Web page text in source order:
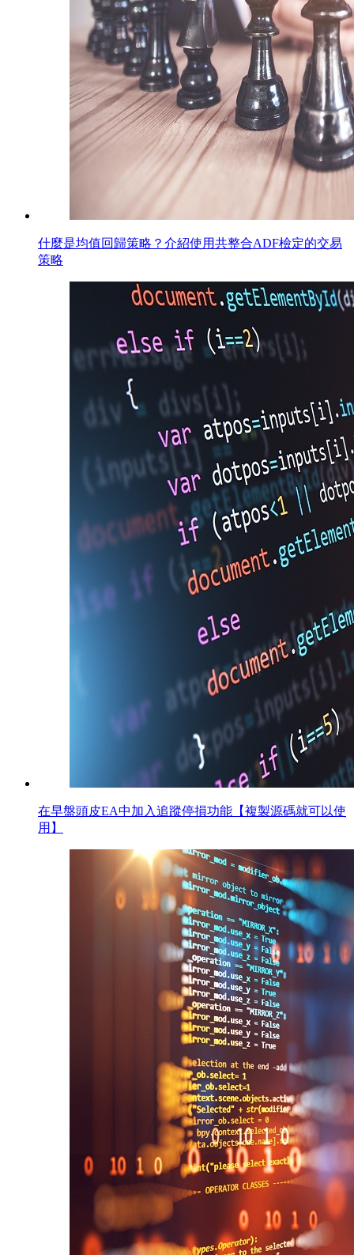
什麼是均值回歸策略？介紹使用共整合ADF檢定的交易
策略
在早盤頭皮EA中加入追蹤停損功能【複製源碼就可以使
用】